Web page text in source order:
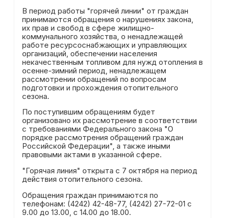
В период работы "горячей линии" от граждан
принимаются обращения о нарушениях закона,
их прав и свобод в сфере жилищно-
коммунального хозяйства, о ненадлежащей
работе ресурсоснабжающих и управляющих
организаций, обеспечении населения
некачественным топливом для нужд отопления в
осенне-зимний период, ненадлежащем
рассмотрении обращений по вопросам
подготовки и прохождения отопительного
сезона.
По поступившим обращениям будет
организовано их рассмотрение в соответствии
с требованиями Федерального закона "О
порядке рассмотрения обращений граждан
Российской Федерации", а также иными
правовыми актами в указанной сфере.
"Горячая линия" открыта с 7 октября на период
действия отопительного сезона.
Обращения граждан принимаются по
телефонам: (4242) 42-48-77, (4242) 27-72-01 с
9.00 до 13.00, с 14.00 до 18.00.